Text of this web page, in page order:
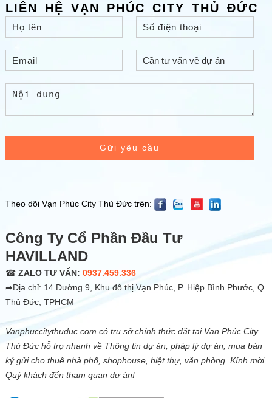
LIÊN HỆ VẠN PHÚC CITY THỦ ĐỨC
Gửi yêu cầu
Theo dõi Vạn Phúc City Thủ Đức trên:
Công Ty Cổ Phần Đầu Tư
HAVILLAND
☎ ZALO TƯ VẤN: 0937.459.336
➦Địa chỉ: 14 Đường 9, Khu đô thị Vạn Phúc, P. Hiệp Bình Phước, Q.
Thủ Đức, TPHCM
Vanphuccitythuduc.com có trụ sở chính thức đặt tại Vạn Phúc City
Thủ Đức hỗ trợ nhanh về Thông tin dự án, pháp lý dự án, mua bán
ký gửi cho thuê nhà phố, shophouse, biệt thự, văn phòng. Kính mời
Quý khách đến tham quan dự án!